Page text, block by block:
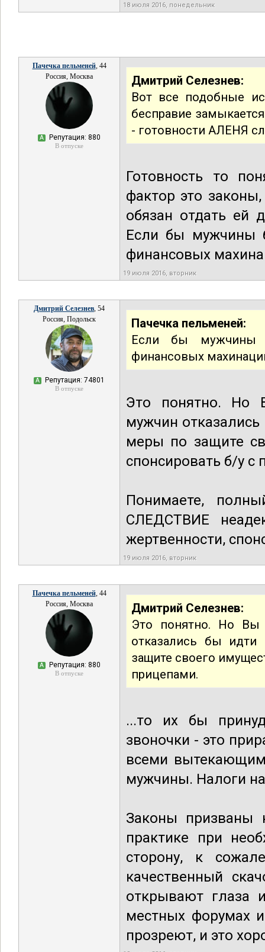
18 июля 2016, понедельник
Пачечка пельменей, 44
Россия, Москва
А Репутация: 880
В отпуске
Дмитрий Селезнев:
Вот все подобные
бесправие
- готовности АЛЕНЯ
Готовность то
фактор это
обязан отдать ей
Если бы мужчины
финансовых
19 июля 2016, вторник
Дмитрий Селезнев, 54
Россия, Подольск
А Репутация: 74801
В отпуске
Пачечка пельменей:
Если бы мужчины
финансовых
Это понятно. Но
мужчин
меры по защите
спонсировать б/у с
Понимаете,
СЛЕДСТВИЕ
жертвенности,
19 июля 2016, вторник
Пачечка пельменей, 44
Россия, Москва
А Репутация: 880
В отпуске
Дмитрий Селезнев:
Это понятно. Но Вы
отказались бы
защите своего
прицепами.
...то их бы
звоночки - это
всеми
мужчины. Налоги
Законы призваны
практике при
сторону, к
качественный
открывают глаза
местных форумах
прозреют, и это